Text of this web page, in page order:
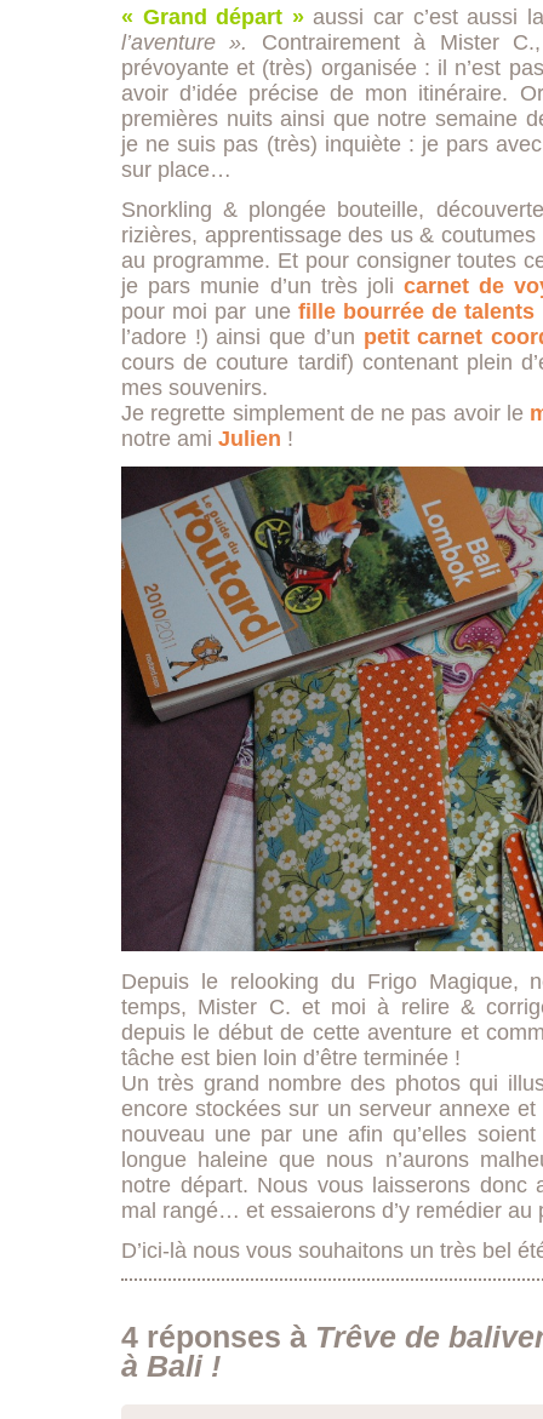
« Grand départ »aussi car c’est aussi
l’aventure ». Contrairement à Mister
prévoyante et (très) organisée : il n’est
avoir d’idée précise de mon itinéraire.
premières nuits ainsi que notre semaine
je ne suis pas (très) inquiète : je pars
sur place…
Snorkling & plongée bouteille,
rizières, apprentissage des us &
au programme. Et pour consigner toutes
je pars munie d’un très jolicarnet de
pour moi par une fille bourrée de talents
l’adore !) ainsi que d’un petit carnet
cours de couture tardif) contenant plein
mes souvenirs.
Je regrette simplement de ne pas avoir le
notre ami Julien !
Depuis le relooking du Frigo Magique,
temps, Mister C. et moi à relire &
depuis le début de cette aventure et
tâche est bien loin d’être terminée !
Un très grand nombre des photos qui
encore stockées sur un serveur annexe
nouveau une par une afin qu’elles
longue haleine que nous n’aurons
notre départ. Nous vous laisserons donc
mal rangé… et essaierons d’y remédier au
D’ici-là nous vous souhaitons un très bel
4 réponses à Trêve de
à Bali !